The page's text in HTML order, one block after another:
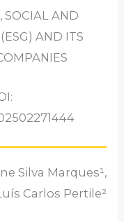
SOCIAL AND
AND ITS
Silva Marques¹,
Carlos Pertile²